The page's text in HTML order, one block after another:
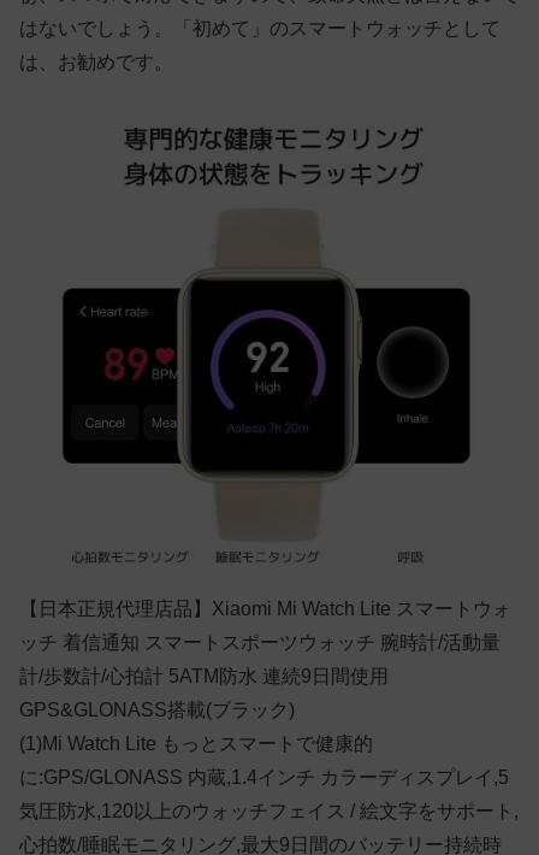
はないでしょう。「初めて」のスマートウォッチとして
は、お勧めです。
【日本正規代理店品】Xiaomi Mi Watch Lite スマートウォ
ッチ 着信通知 スマートスポーツウォッチ 腕時計/活動量
計/歩数計/心拍計 5ATM防水 連続9日間使用
GPS&GLONASS搭載(ブラック)
(1)Mi Watch Lite もっとスマートで健康的
に:GPS/GLONASS 内蔵,1.4インチ カラーディスプレイ,5
気圧防水,120以上のウォッチフェイス / 絵文字をサポート,
心拍数/睡眠モニタリング,最大9日間のバッテリー持続時